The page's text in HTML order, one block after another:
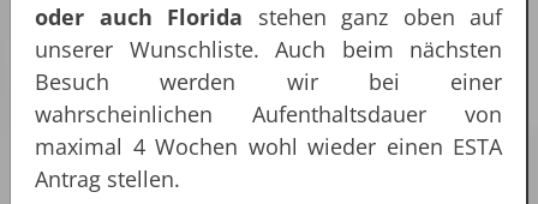
oder auch Florida stehen ganz oben auf
unserer Wunschliste. Auch beim nächsten
Besuch werden wir bei einer
wahrscheinlichen Aufenthaltsdauer von
maximal 4 Wochen wohl wieder einen ESTA
Antrag stellen.